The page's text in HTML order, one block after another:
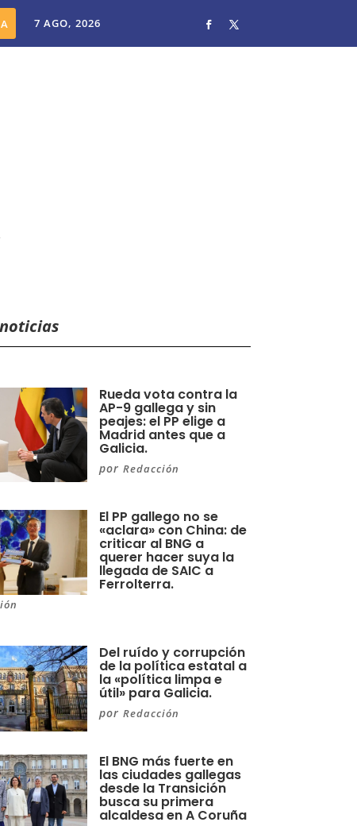
7 AGO, 2026
Rueda vota contra la
AP-9 gallega y sin
peajes: el PP elige a
Madrid antes que a
Galicia.
porRedacción
El PP gallego no se
«aclara» con China: de
criticar al BNG a
querer hacer suya la
llegada de SAIC a
Ferrolterra.
Del ruído y corrupción
de la política estatal a
la «política limpa e
útil» para Galicia.
porRedacción
El BNG más fuerte en
las ciudades gallegas
desde la Transición
busca su primera
alcaldesa en A Coruña